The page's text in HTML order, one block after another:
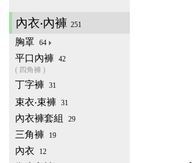
內衣‧內褲 251
胸罩 64
平口內褲 42
( 四角褲 )
丁字褲 31
束衣‧束褲 31
內衣褲套組 29
三角褲 19
內衣 12